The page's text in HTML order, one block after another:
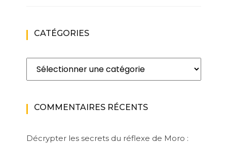
CATÉGORIES
Catégories
COMMENTAIRES RÉCENTS
Décrypter les secrets du réflexe de Moro :